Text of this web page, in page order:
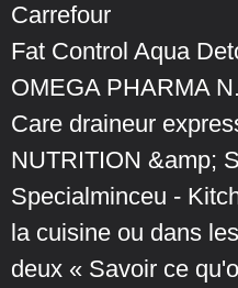
Carrefour
Fat Control Aqua
OMEGA PHARMA
Care draineur
NUTRITION &amp;
Specialminceu -
la cuisine ou dans
deux « Savoir ce